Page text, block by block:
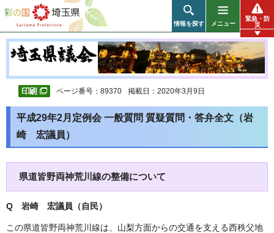
彩の国 埼玉県
情報を探す メニュー
緊急・防
災
ページ番号：89370 掲載日：2020年3月9日
平成29年2月定例会 一般質問 質疑質問・答弁全文（岩
崎 宏議員）
県道皆野両神荒川線の整備について
Q 岩崎 宏議員（自民）
この県道皆野両神荒川線は、山梨方面からの交通を支える西秩父地